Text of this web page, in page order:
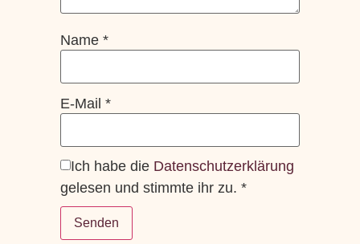
Name *
E-Mail *
Ich habe die Datenschutzerklärung
gelesen und stimmte ihr zu. *